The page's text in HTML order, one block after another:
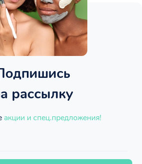
рассылку
акции и спец.предложения!